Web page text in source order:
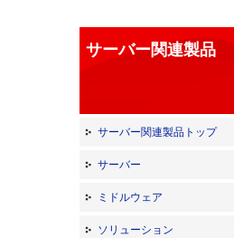
サーバー関連製品
サーバー関連製品トップ
サーバー
ミドルウェア
ソリューション